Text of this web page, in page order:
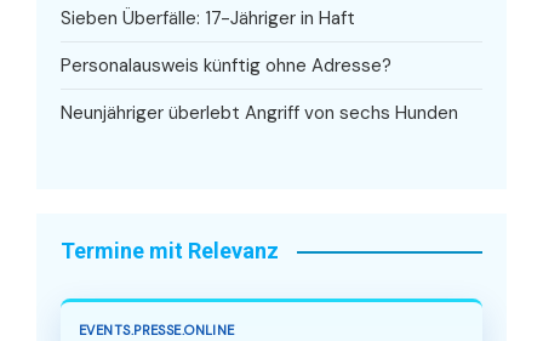
Sieben Überfälle: 17-Jähriger in Haft
Personalausweis künftig ohne Adresse?
Neunjähriger überlebt Angriff von sechs Hunden
Termine mit Relevanz
EVENTS.PRESSE.ONLINE